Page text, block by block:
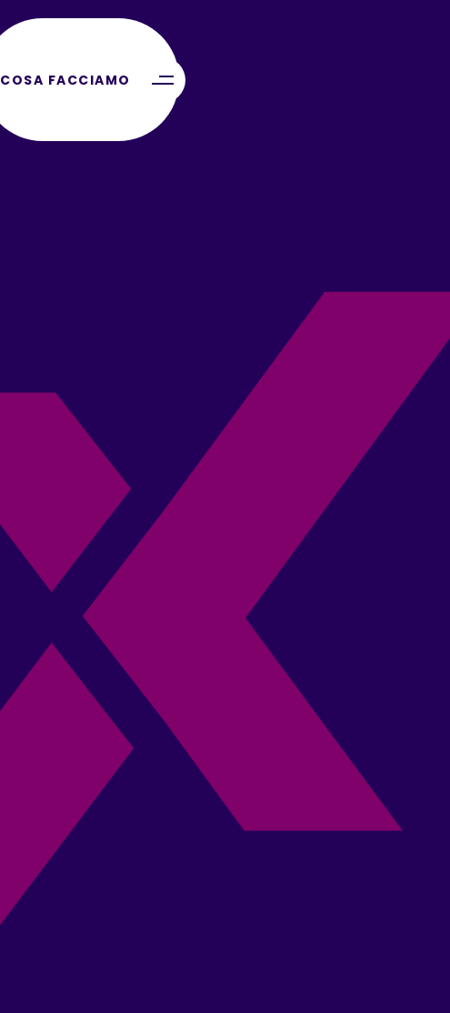
COSA FACCIAMO